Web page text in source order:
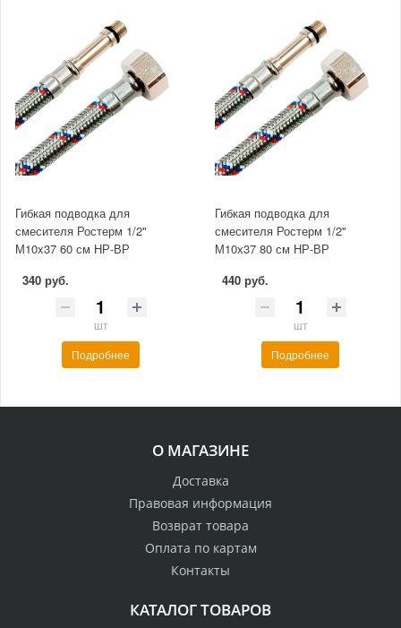
Гибкая подводка для
смесителя Ростерм 1/2"
М10x37 60 см НР-ВР
340 руб.
шт
Подробнее
Гибкая подводка для
смесителя Ростерм 1/2"
М10х37 80 см НР-ВР
440 руб.
шт
Подробнее
О МАГАЗИНЕ
Доставка
Правовая информация
Возврат товара
Оплата по картам
Контакты
КАТАЛОГ ТОВАРОВ